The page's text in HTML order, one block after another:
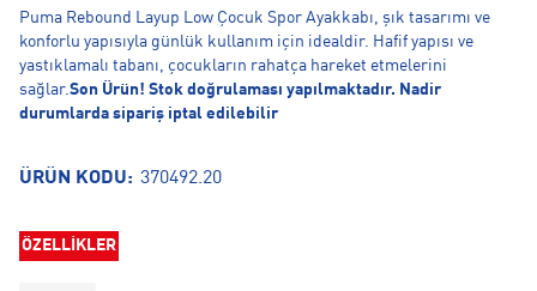
Puma Rebound Layup Low Çocuk Spor Ayakkabı, şık tasarımı ve
konforlu yapısıyla günlük kullanım için idealdir. Hafif yapısı ve
yastıklamalı tabanı, çocukların rahatça hareket etmelerini
sağlar.Son Ürün! Stok doğrulaması yapılmaktadır. Nadir
durumlarda sipariş iptal edilebilir
ÜRÜN KODU: 370492.20
ÖZELLİKLER